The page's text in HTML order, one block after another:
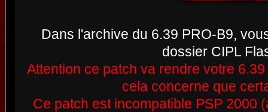
Dans l'archive du 6.39 PRO-B9,
dossier CIPL
Attention ce patch va rendre votre
cela concerne que
Ce patch est incompatible PSP 2000